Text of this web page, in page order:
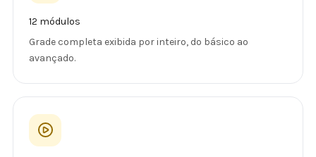
12 módulos
Grade completa exibida por inteiro, do básico ao
avançado.